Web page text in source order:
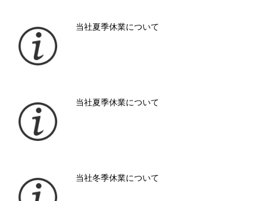
当社夏季休業について
当社夏季休業について
当社冬季休業について